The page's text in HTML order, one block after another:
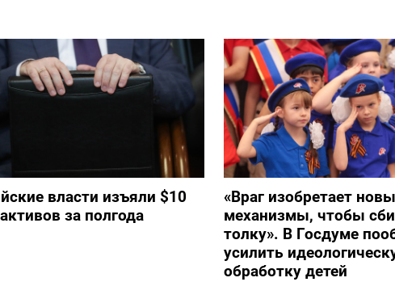
власти изъяли $10
за полгода
«Враг изобретает
механизмы, чтобы
толку». В Госдуме
усилить
обработку детей